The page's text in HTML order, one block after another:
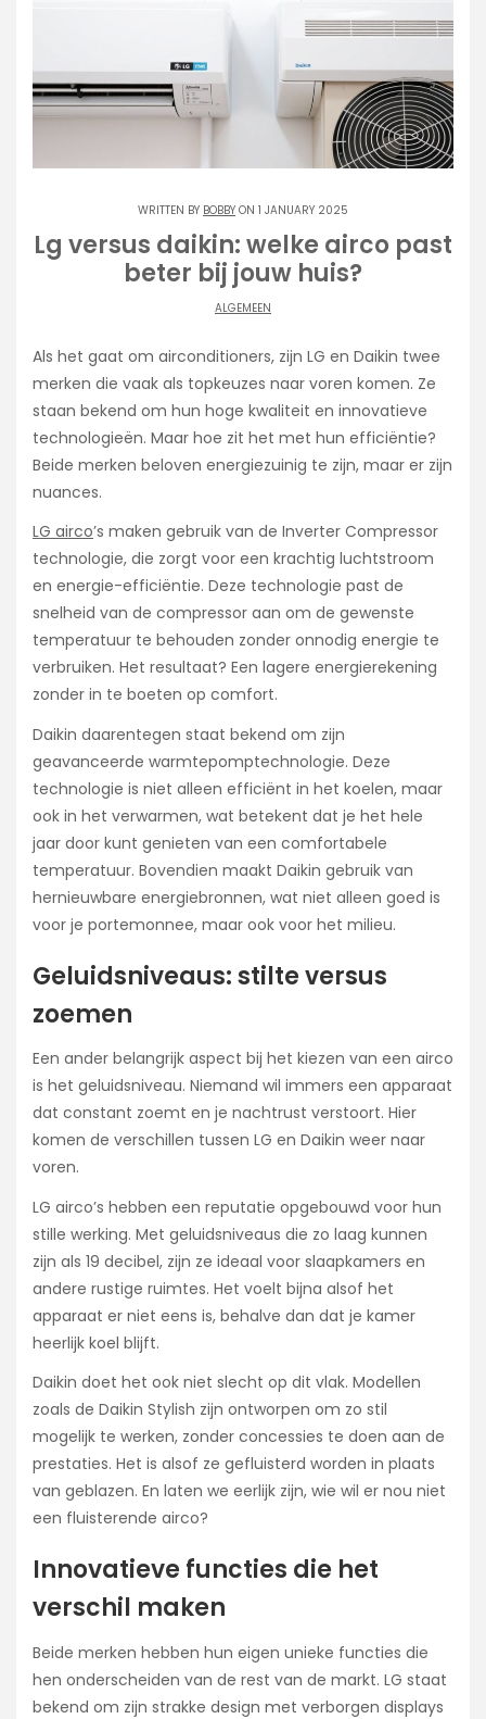
WRITTEN BY BOBBY ON 1 JANUARY 2025
Lg versus daikin: welke airco past
beter bij jouw huis?
ALGEMEEN
Als het gaat om airconditioners, zijn LG en Daikin twee
merken die vaak als topkeuzes naar voren komen. Ze
staan bekend om hun hoge kwaliteit en innovatieve
technologieën. Maar hoe zit het met hun efficiëntie?
Beide merken beloven energiezuinig te zijn, maar er zijn
nuances.
LG airco’s maken gebruik van de Inverter Compressor
technologie, die zorgt voor een krachtig luchtstroom
en energie-efficiëntie. Deze technologie past de
snelheid van de compressor aan om de gewenste
temperatuur te behouden zonder onnodig energie te
verbruiken. Het resultaat? Een lagere energierekening
zonder in te boeten op comfort.
Daikin daarentegen staat bekend om zijn
geavanceerde warmtepomptechnologie. Deze
technologie is niet alleen efficiënt in het koelen, maar
ook in het verwarmen, wat betekent dat je het hele
jaar door kunt genieten van een comfortabele
temperatuur. Bovendien maakt Daikin gebruik van
hernieuwbare energiebronnen, wat niet alleen goed is
voor je portemonnee, maar ook voor het milieu.
Geluidsniveaus: stilte versus
zoemen
Een ander belangrijk aspect bij het kiezen van een airco
is het geluidsniveau. Niemand wil immers een apparaat
dat constant zoemt en je nachtrust verstoort. Hier
komen de verschillen tussen LG en Daikin weer naar
voren.
LG airco’s hebben een reputatie opgebouwd voor hun
stille werking. Met geluidsniveaus die zo laag kunnen
zijn als 19 decibel, zijn ze ideaal voor slaapkamers en
andere rustige ruimtes. Het voelt bijna alsof het
apparaat er niet eens is, behalve dan dat je kamer
heerlijk koel blijft.
Daikin doet het ook niet slecht op dit vlak. Modellen
zoals de Daikin Stylish zijn ontworpen om zo stil
mogelijk te werken, zonder concessies te doen aan de
prestaties. Het is alsof ze gefluisterd worden in plaats
van geblazen. En laten we eerlijk zijn, wie wil er nou niet
een fluisterende airco?
Innovatieve functies die het
verschil maken
Beide merken hebben hun eigen unieke functies die
hen onderscheiden van de rest van de markt. LG staat
bekend om zijn strakke design met verborgen displays